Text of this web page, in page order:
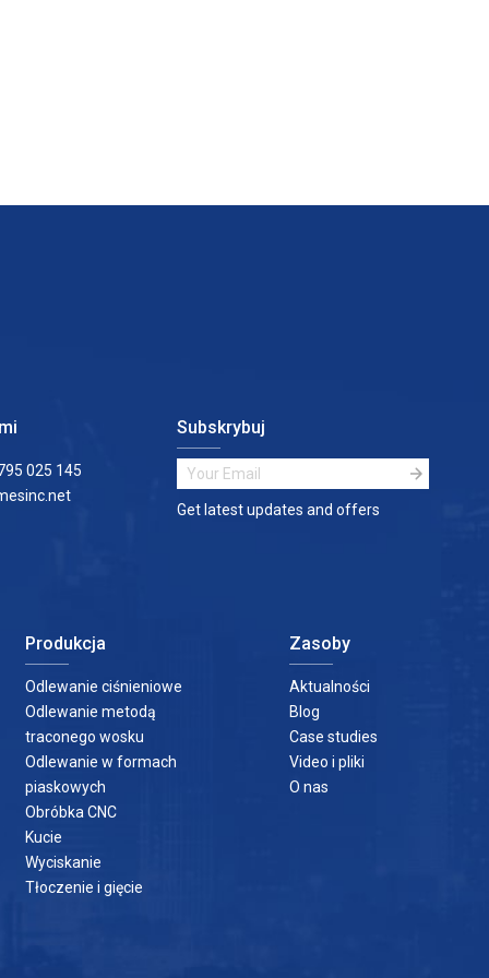
025 145
Subskrybuj
Get latest updates and offers
Produkcja
Odlewanie ciśnieniowe
Odlewanie metodą
traconego wosku
Odlewanie w formach
piaskowych
Obróbka CNC
Kucie
Wyciskanie
Tłoczenie i gięcie
Zasoby
Aktualności
Blog
Case studies
Video i pliki
O nas